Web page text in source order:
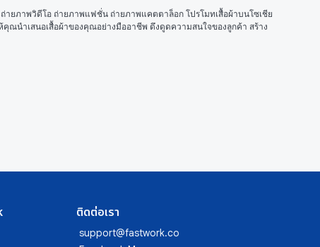
ยภาพวิดีโอ ถ่ายภาพแฟชั่น ถ่ายภาพแคตตาล็อก โปรโมทเสื้อผ้าบนโซเชีย
ณนำเสนอเสื้อผ้าของคุณอย่างมืออาชีพ ดึงดูดความสนใจของลูกค้า สร้าง
ติดต่อเรา
support@fastwork.co